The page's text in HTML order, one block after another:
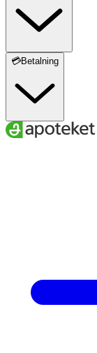
💳Betalning